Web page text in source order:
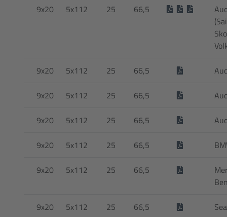
9x20 5x112 25 66,5
9x20 5x112 25 66,5
9x20 5x112 25 66,5
9x20 5x112 25 66,5
9x20 5x112 25 66,5
9x20 5x112 25 66,5
9x20 5x112 25 66,5